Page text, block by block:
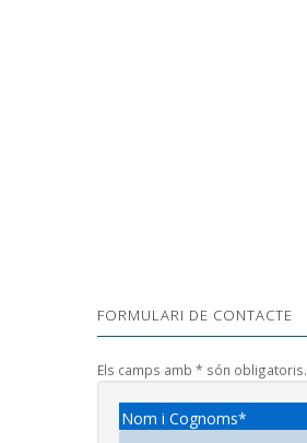
FORMULARI DE CONTACTE
Els camps amb * són obligatoris.
Nom i Cognoms*